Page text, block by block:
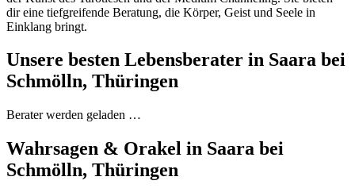
dir eine tiefgreifende Beratung, die Körper, Geist und Seele in
Einklang bringt.
Unsere besten Lebensberater in Saara bei
Schmölln, Thüringen
Berater werden geladen …
Wahrsagen & Orakel in Saara bei
Schmölln, Thüringen